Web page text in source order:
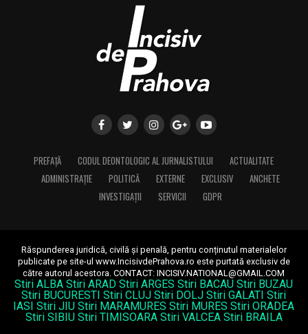
PREFAȚĂ CODUL DEONTOLOGIC AL JURNALISTULUI
ACTUALITATE
ADMINISTRAȚIE
POLITICĂ EXTERNE EXCLUSIV
ANCHETE
INVESTIGAȚII
SERVICII GDPR
Răspunderea juridică, civilă și penală, pentru conținutul materialelor
publicate pe site-ul www.IncisivdePrahova.ro este purtată exclusiv de
către autorul acestora.CONTACT: INCISIV.NATIONAL@GMAIL.COM
Stiri ALBA Stiri ARAD Stiri ARGES Stiri BACAU Stiri BUZAU
Stiri BUCURESTI Stiri CLUJ Stiri DOLJ Stiri GALATI Stiri
IASI Stiri JIU Stiri MARAMURES Stiri MURES Stiri ORADEA
Stiri SIBIU Stiri TIMISOARA Stiri VALCEA Stiri BRAILA